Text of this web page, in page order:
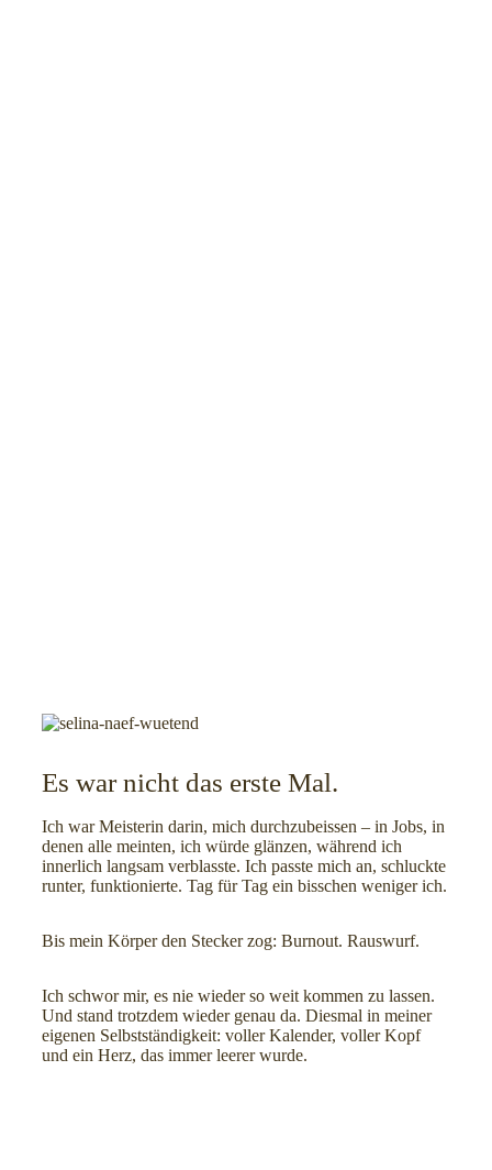
Es war nicht das erste Mal.
Ich war Meisterin darin, mich durchzubeissen – in Jobs, in
denen alle meinten, ich würde glänzen, während ich
innerlich langsam verblasste. Ich passte mich an, schluckte
runter, funktionierte. Tag für Tag ein bisschen weniger ich.
Bis mein Körper den Stecker zog: Burnout. Rauswurf.
Ich schwor mir, es nie wieder so weit kommen zu lassen.
Und stand trotzdem wieder genau da. Diesmal in meiner
eigenen Selbstständigkeit: voller Kalender, voller Kopf
und ein Herz, das immer leerer wurde.